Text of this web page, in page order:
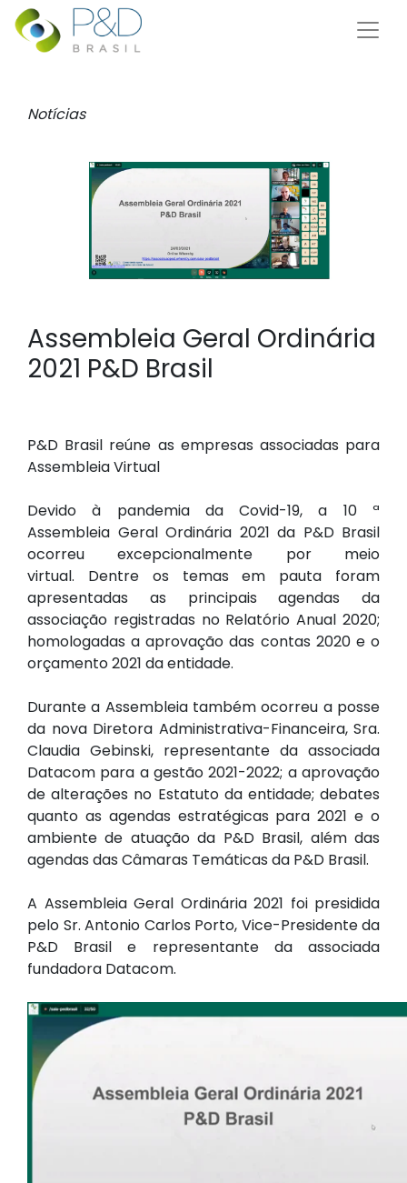
Notícias
Assembleia Geral Ordinária
2021 P&D Brasil
P&D Brasil reúne as empresas associadas para
Assembleia Virtual
Devido à pandemia da Covid-19, a 10 ª
Assembleia Geral Ordinária 2021 da P&D Brasil
ocorreu excepcionalmente por meio
virtual. Dentre os temas em pauta foram
apresentadas as principais agendas da
associação registradas no Relatório Anual 2020;
homologadas a aprovação das contas 2020 e o
orçamento 2021 da entidade.
Durante a Assembleia também ocorreu a posse
da nova Diretora Administrativa-Financeira, Sra.
Claudia Gebinski, representante da associada
Datacom para a gestão 2021-2022; a aprovação
de alterações no Estatuto da entidade; debates
quanto as agendas estratégicas para 2021 e o
ambiente de atuação da P&D Brasil, além das
agendas das Câmaras Temáticas da P&D Brasil.
A Assembleia Geral Ordinária 2021 foi presidida
pelo Sr. Antonio Carlos Porto, Vice-Presidente da
P&D Brasil e representante da associada
fundadora Datacom.